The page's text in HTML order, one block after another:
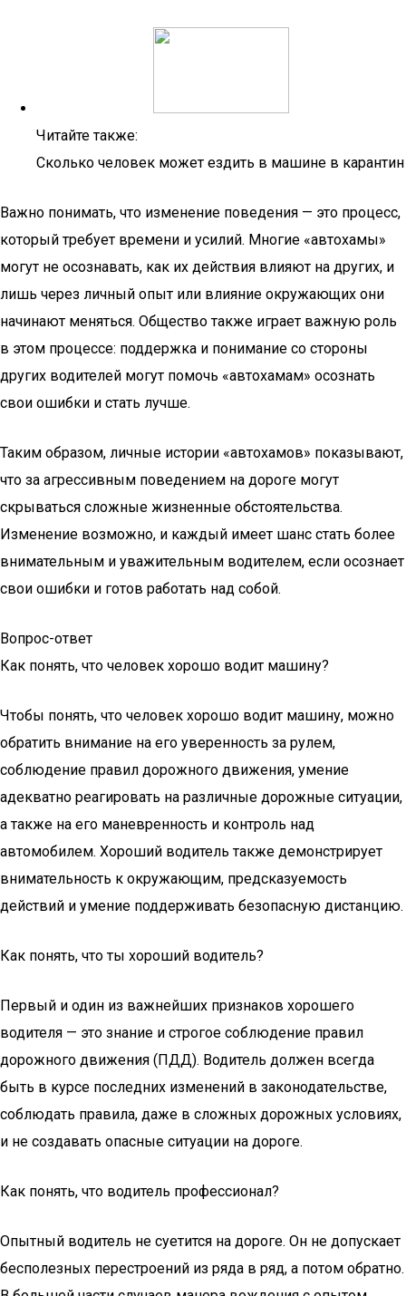
Читайте также:
Сколько человек может ездить в машине в карантин
Важно понимать, что изменение поведения — это процесс,
который требует времени и усилий. Многие «автохамы»
могут не осознавать, как их действия влияют на других, и
лишь через личный опыт или влияние окружающих они
начинают меняться. Общество также играет важную роль
в этом процессе: поддержка и понимание со стороны
других водителей могут помочь «автохамам» осознать
свои ошибки и стать лучше.
Таким образом, личные истории «автохамов» показывают,
что за агрессивным поведением на дороге могут
скрываться сложные жизненные обстоятельства.
Изменение возможно, и каждый имеет шанс стать более
внимательным и уважительным водителем, если осознает
свои ошибки и готов работать над собой.
Вопрос-ответ
Как понять, что человек хорошо водит машину?
Чтобы понять, что человек хорошо водит машину, можно
обратить внимание на его уверенность за рулем,
соблюдение правил дорожного движения, умение
адекватно реагировать на различные дорожные ситуации,
а также на его маневренность и контроль над
автомобилем. Хороший водитель также демонстрирует
внимательность к окружающим, предсказуемость
действий и умение поддерживать безопасную дистанцию.
Как понять, что ты хороший водитель?
Первый и один из важнейших признаков хорошего
водителя — это знание и строгое соблюдение правил
дорожного движения (ПДД). Водитель должен всегда
быть в курсе последних изменений в законодательстве,
соблюдать правила, даже в сложных дорожных условиях,
и не создавать опасные ситуации на дороге.
Как понять, что водитель профессионал?
Опытный водитель не суетится на дороге. Он не допускает
бесполезных перестроений из ряда в ряд, а потом обратно.